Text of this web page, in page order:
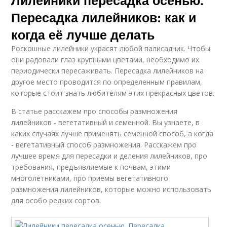
Пересадка лилейников: как и
когда её лучше делать
Роскошные лилейники украсят любой палисадник. Чтобы
они радовали глаз крупными цветами, необходимо их
периодически пересаживать. Пересадка лилейников на
другое место проводится по определенным правилам,
которые стоит знать любителям этих прекрасных цветов.
В статье расскажем про способы размножения
лилейников - вегетативный и семенной. Вы узнаете, в
каких случаях лучше применять семенной способ, а когда
- вегетативный способ размножения. Расскажем про
лучшее время для пересадки и деления лилейников, про
требования, предъявляемые к почвам, этими
многолетниками, про приёмы вегетативного
размножения лилейников, которые можно использовать
для особо редких сортов.